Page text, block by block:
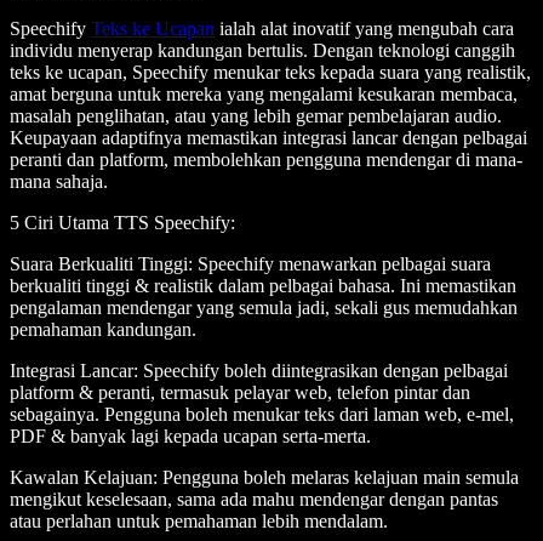
Speechify Teks ke Ucapan ialah alat inovatif yang mengubah cara
individu menyerap kandungan bertulis. Dengan teknologi canggih
teks ke ucapan, Speechify menukar teks kepada suara yang realistik,
amat berguna untuk mereka yang mengalami kesukaran membaca,
masalah penglihatan, atau yang lebih gemar pembelajaran audio.
Keupayaan adaptifnya memastikan integrasi lancar dengan pelbagai
peranti dan platform, membolehkan pengguna mendengar di mana-
mana sahaja.
5 Ciri Utama TTS Speechify:
Suara Berkualiti Tinggi: Speechify menawarkan pelbagai suara
berkualiti tinggi & realistik dalam pelbagai bahasa. Ini memastikan
pengalaman mendengar yang semula jadi, sekali gus memudahkan
pemahaman kandungan.
Integrasi Lancar: Speechify boleh diintegrasikan dengan pelbagai
platform & peranti, termasuk pelayar web, telefon pintar dan
sebagainya. Pengguna boleh menukar teks dari laman web, e-mel,
PDF & banyak lagi kepada ucapan serta-merta.
Kawalan Kelajuan: Pengguna boleh melaras kelajuan main semula
mengikut keselesaan, sama ada mahu mendengar dengan pantas
atau perlahan untuk pemahaman lebih mendalam.